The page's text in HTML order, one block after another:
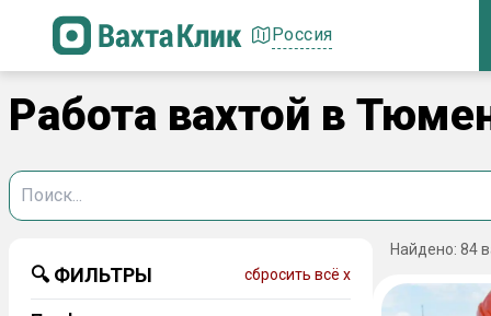
Россия
Работа вахтой в
🔍 ФИЛЬТРЫ сбросить всё x
Найдено: 84